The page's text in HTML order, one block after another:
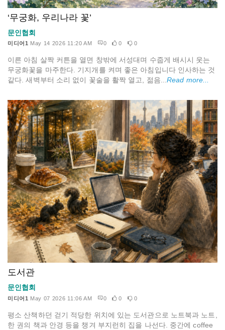
‘무궁화, 우리나라 꽃’
문인협회
미디어1 May 14 2026 11:20 AM 0 0 0
이른 아침 살짝 커튼을 열면 창밖에 서성대며 수줍게 배시시 웃는
무궁화꽃을 마주한다. 기지개를 켜며 좋은 아침입니다 인사하는 것
같다. 새벽부터 소리 없이 꽃술을 활짝 열고, 젊음...Read more...
도서관
문인협회
미디어1 May 07 2026 11:06 AM 0 0 0
평소 산책하던 걷기 적당한 위치에 있는 도서관으로 노트북과 노트,
한 권의 책과 안경 등을 챙겨 부지런히 집을 나선다. 중간에 coffee